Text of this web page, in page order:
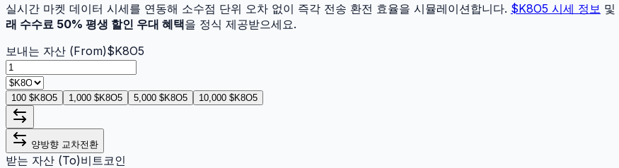
실시간 마켓 데이터 시세를 연동해 소수점 단위 오차 없이 즉각 전송 환전 효율을 시뮬레이션합니다. $K8O5 시세 정보 및
래 수수료 50% 평생 할인 우대 혜택을 정식 제공받으세요.
보내는 자산 (From)$K8O5
100 $K8O5 1,000 $K8O5 5,000 $K8O5 10,000 $K8O5
양방향 교차전환
받는 자산 (To)비트코인